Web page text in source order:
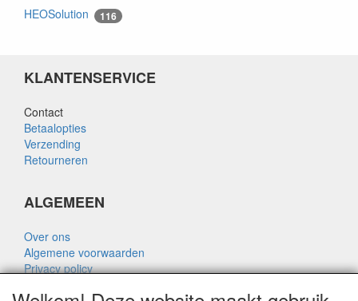
HEOSolution 116
KLANTENSERVICE
Contact
Betaalopties
Verzending
Retourneren
ALGEMEEN
Over ons
Algemene voorwaarden
Privacy policy